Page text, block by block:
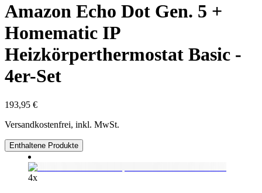
Amazon Echo Dot Gen. 5 +
Homematic IP
Heizkörperthermostat Basic -
4er-Set
193,95 €
Versandkostenfrei, inkl. MwSt.
Enthaltene Produkte
4x